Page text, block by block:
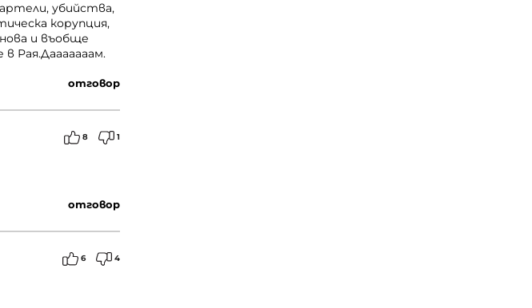
убийства,
корупция,
и въобще
Рая.Дааааааам.
отговор
8 1
отговор
6 4